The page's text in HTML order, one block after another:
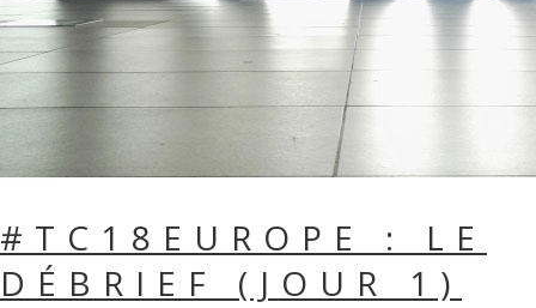
#TC18EUROPE : LE
DÉBRIEF (JOUR 1)